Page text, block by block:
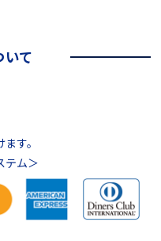
いて
す。
テム＞